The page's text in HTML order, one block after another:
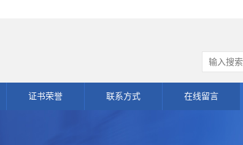
证书荣誉 联系方式 在线留言